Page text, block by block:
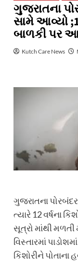
ગુજરાતના
સામે આવ્યો
બાળકી પર
Kutch Care News
ગુજરાતના
ત્યારે 12 વર્ષના
સૂત્રો માંથી મળતી
વિસ્તારમાં
કિશોરીને પોતાના